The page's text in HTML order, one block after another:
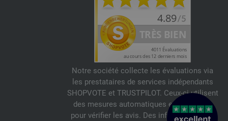
Notre société collecte les évaluations via
les prestataires de services indépendants
SHOPVOTE et TRUSTPILOT. Ceux-ci utilisent
des mesures automatiques et manuelles
pour vérifier les avis. Des informations sur